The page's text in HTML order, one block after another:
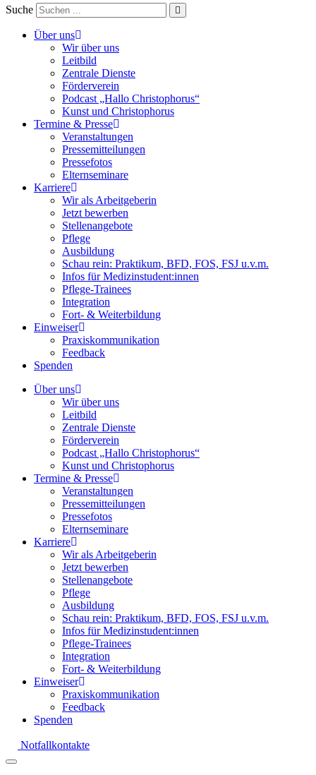
Suche
Über uns
Wir über uns
Leitbild
Zentrale Dienste
Förderverein
Podcast „Hallo Christophorus“
Kunst und Christophorus
Termine & Presse
Veranstaltungen
Pressemitteilungen
Pressefotos
Elternseminare
Karriere
Wir als Arbeitgeberin
Jetzt bewerben
Stellenangebote
Pflege
Ausbildung
Schau rein: Praktikum, BFD, FOS, FSJ u.v.m.
Infos für Medizinstudent:innen
Pflege-Trainees
Integration
Fort- & Weiterbildung
Einweiser
Praxiskommunikation
Feedback
Spenden
Über uns
Wir über uns
Leitbild
Zentrale Dienste
Förderverein
Podcast „Hallo Christophorus“
Kunst und Christophorus
Termine & Presse
Veranstaltungen
Pressemitteilungen
Pressefotos
Elternseminare
Karriere
Wir als Arbeitgeberin
Jetzt bewerben
Stellenangebote
Pflege
Ausbildung
Schau rein: Praktikum, BFD, FOS, FSJ u.v.m.
Infos für Medizinstudent:innen
Pflege-Trainees
Integration
Fort- & Weiterbildung
Einweiser
Praxiskommunikation
Feedback
Spenden
Notfallkontakte